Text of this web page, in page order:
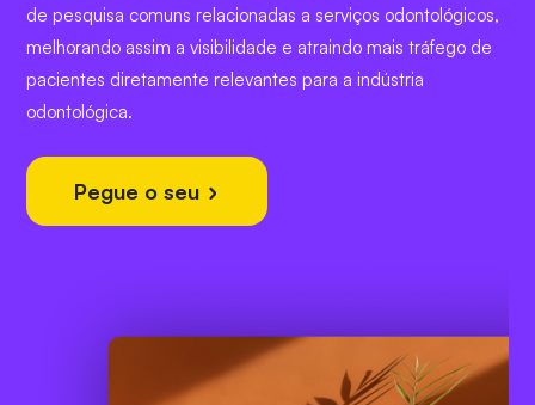
de pesquisa comuns relacionadas a serviços odontológicos,
melhorando assim a visibilidade e atraindo mais tráfego de
pacientes diretamente relevantes para a indústria
odontológica.
Pegue o seu